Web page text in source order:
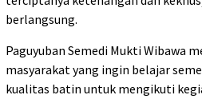
berlangsung.
Paguyuban Semedi Mukti Wibawa
masyarakat yang ingin belajar
kualitas batin untuk mengikuti